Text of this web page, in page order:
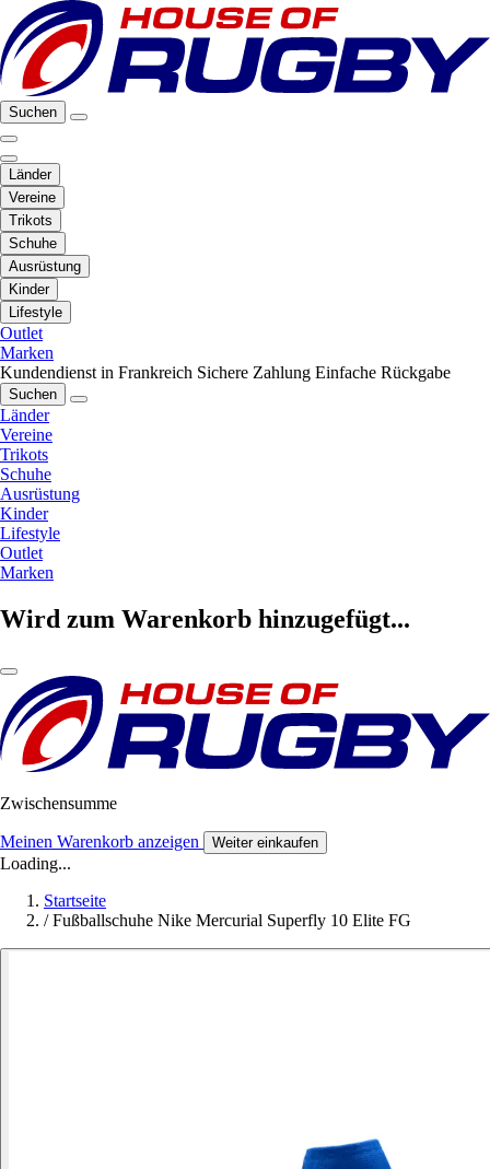
Suchen
Länder
Vereine
Trikots
Schuhe
Ausrüstung
Kinder
Lifestyle
Outlet
Marken
Kundendienst in Frankreich Sichere Zahlung Einfache Rückgabe
Suchen
Länder
Vereine
Trikots
Schuhe
Ausrüstung
Kinder
Lifestyle
Outlet
Marken
Wird zum Warenkorb hinzugefügt...
Zwischensumme
Meinen Warenkorb anzeigen Weiter einkaufen
Loading...
Startseite
/ Fußballschuhe Nike Mercurial Superfly 10 Elite FG